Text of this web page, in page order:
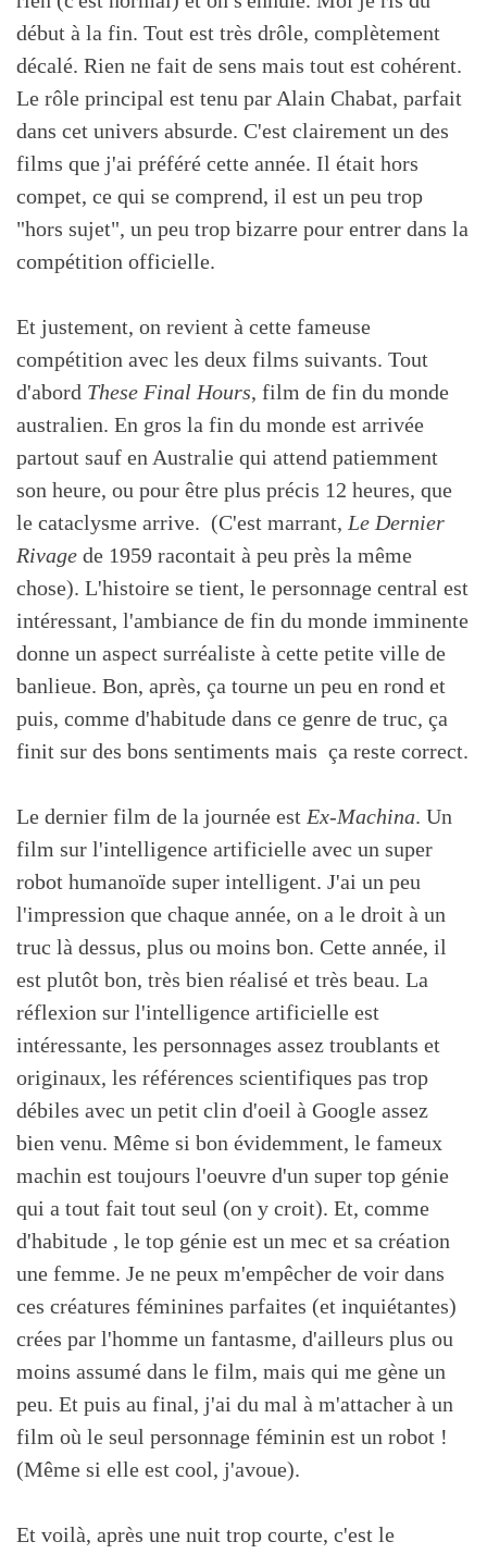
début à la fin. Tout est très drôle, complètement
décalé. Rien ne fait de sens mais tout est cohérent.
Le rôle principal est tenu par Alain Chabat, parfait
dans cet univers absurde. C'est clairement un des
films que j'ai préféré cette année. Il était hors
compet, ce qui se comprend, il est un peu trop
"hors sujet", un peu trop bizarre pour entrer dans la
compétition officielle.
Et justement, on revient à cette fameuse
compétition avec les deux films suivants. Tout
d'abord These Final Hours, film de fin du monde
australien. En gros la fin du monde est arrivée
partout sauf en Australie qui attend patiemment
son heure, ou pour être plus précis 12 heures, que
le cataclysme arrive. (C'est marrant, Le Dernier
Rivage de 1959 racontait à peu près la même
chose). L'histoire se tient, le personnage central est
intéressant, l'ambiance de fin du monde imminente
donne un aspect surréaliste à cette petite ville de
banlieue. Bon, après, ça tourne un peu en rond et
puis, comme d'habitude dans ce genre de truc, ça
finit sur des bons sentiments mais ça reste correct.
Le dernier film de la journée est Ex-Machina. Un
film sur l'intelligence artificielle avec un super
robot humanoïde super intelligent. J'ai un peu
l'impression que chaque année, on a le droit à un
truc là dessus, plus ou moins bon. Cette année, il
est plutôt bon, très bien réalisé et très beau. La
réflexion sur l'intelligence artificielle est
intéressante, les personnages assez troublants et
originaux, les références scientifiques pas trop
débiles avec un petit clin d'oeil à Google assez
bien venu. Même si bon évidemment, le fameux
machin est toujours l'oeuvre d'un super top génie
qui a tout fait tout seul (on y croit). Et, comme
d'habitude , le top génie est un mec et sa création
une femme. Je ne peux m'empêcher de voir dans
ces créatures féminines parfaites (et inquiétantes)
crées par l'homme un fantasme, d'ailleurs plus ou
moins assumé dans le film, mais qui me gène un
peu. Et puis au final, j'ai du mal à m'attacher à un
film où le seul personnage féminin est un robot !
(Même si elle est cool, j'avoue).
Et voilà, après une nuit trop courte, c'est le